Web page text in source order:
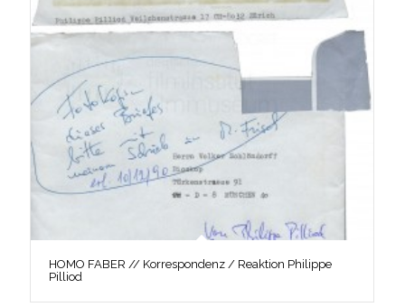
HOMO FABER // Korrespondenz / Reaktion Philippe
Pilliod